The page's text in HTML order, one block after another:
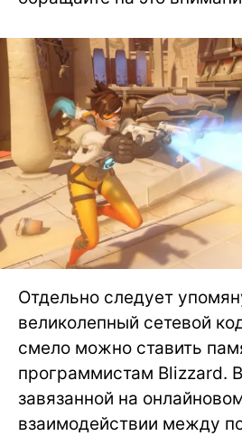
Отдельно следует
великолепный сетевой
смело можно ставить
программистам Blizzard.
завязанной на
взаимодействии между